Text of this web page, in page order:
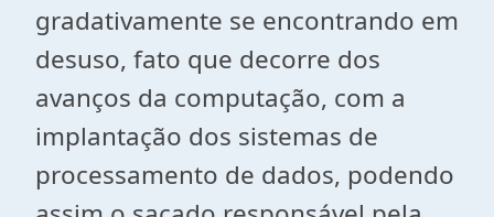
gradativamente se encontrando em
desuso, fato que decorre dos
avanços da computação, com a
implantação dos sistemas de
processamento de dados, podendo